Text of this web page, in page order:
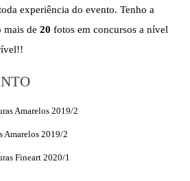
experiência do evento. Tenho a
mais de 20 fotos em concursos a nível
Amarelos 2019/2
Amarelos 2019/2
Fineart 2020/1